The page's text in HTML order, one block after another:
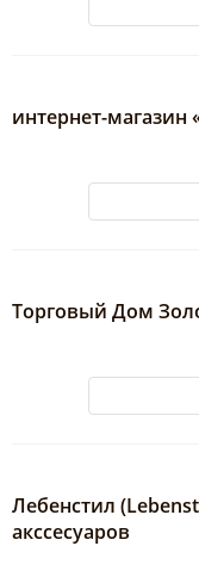
интернет-магазин
Торговый Дом
Лебенстил
акссесуаров